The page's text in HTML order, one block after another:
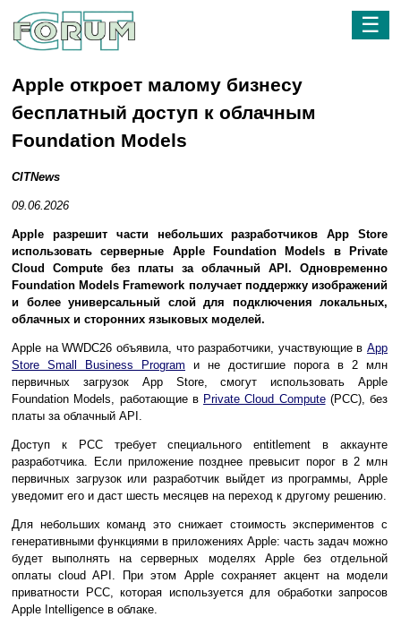
☰
Apple откроет малому бизнесу
бесплатный доступ к облачным
Foundation Models
CITNews
09.06.2026
Apple разрешит части небольших разработчиков App Store
использовать серверные Apple Foundation Models в Private
Cloud Compute без платы за облачный API. Одновременно
Foundation Models Framework получает поддержку изображений
и более универсальный слой для подключения локальных,
облачных и сторонних языковых моделей.
Apple на WWDC26 объявила, что разработчики, участвующие в App
Store Small Business Program и не достигшие порога в 2 млн
первичных загрузок App Store, смогут использовать Apple
Foundation Models, работающие в Private Cloud Compute(PCC), без
платы за облачный API.
Доступ к PCC требует специального entitlement в аккаунте
разработчика. Если приложение позднее превысит порог в 2 млн
первичных загрузок или разработчик выйдет из программы, Apple
уведомит его и даст шесть месяцев на переход к другому решению.
Для небольших команд это снижает стоимость экспериментов с
генеративными функциями в приложениях Apple: часть задач можно
будет выполнять на серверных моделях Apple без отдельной
оплаты cloud API. При этом Apple сохраняет акцент на модели
приватности PCC, которая используется для обработки запросов
Apple Intelligence в облаке.